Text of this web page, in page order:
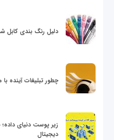
دلیل رنگ بندی کابل
چطور تبلیغات آینده
دیجیتال